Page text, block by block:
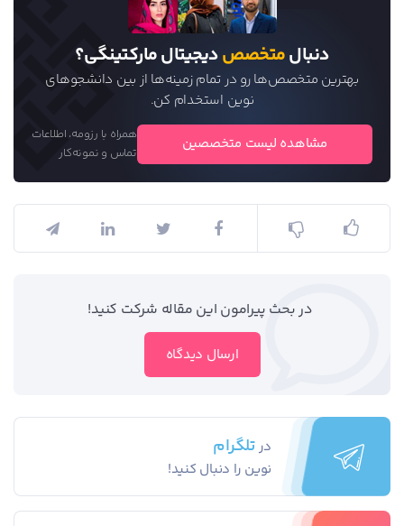
دنبالمتخصصدیجیتال مارکتینگی؟
بهترین متخصص‌ها رو در تمام زمینه‌ها از بین دانشجو‌های
نوین استخدام کن.
مشاهده لیست متخصصین
همراه با رزومه، اطلاعات
تماس و نمونه‌کار
در بحث‌‌ پیرامون این مقاله شرکت کنید!
ارسال دیدگاه
درتلگرام
نوین را دنبال کنید!